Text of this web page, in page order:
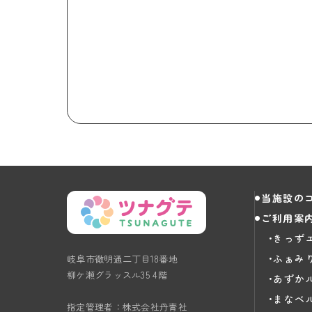
岐阜市徹明通二丁目18番地
柳ケ瀬グラッスル35 4階
指定管理者：株式会社丹青社
当施設の
ご利用案
きっず
ふぁみ
あずか
まなべ